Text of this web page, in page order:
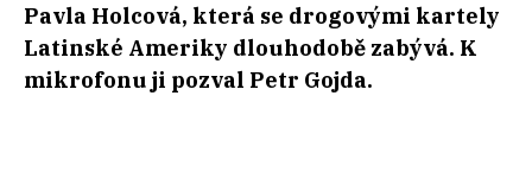
Pavla Holcová, která se drogovými kartely
Latinské Ameriky dlouhodobě zabývá. K
mikrofonu ji pozval Petr Gojda.